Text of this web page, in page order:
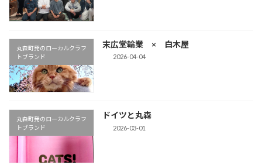
丸森町発のローカルクラフ
トブランド
末広堂輪業 × 白木屋
2026-04-04
丸森町発のローカルクラフ
トブランド
ドイツと丸森
2026-03-01